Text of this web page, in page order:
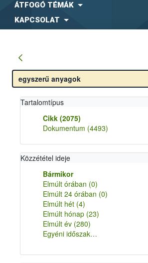
ÁTFOGÓ TÉMÁK
KAPCSOLAT
Tartalomtípus
Cikk (2075)
Dokumentum (4493)
Közzététel ideje
Bármikor
Elmúlt órában (0)
Elmúlt 24 órában (0)
Elmúlt hét (4)
Elmúlt hónap (23)
Elmúlt év (280)
Egyéni időszak…